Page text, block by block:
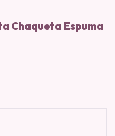
Chaqueta Espuma